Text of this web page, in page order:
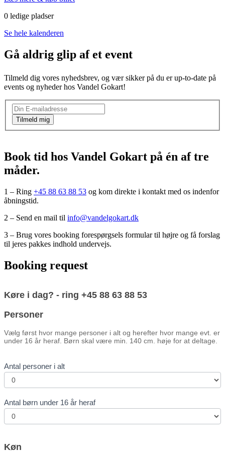
0 ledige pladser
Se hele kalenderen
Gå aldrig glip af et event
Tilmeld dig vores nyhedsbrev, og vær sikker på du er up-to-date på
events og nyheder hos Vandel Gokart!
Nyhedsbrev
Tilmeld mig
Book tid hos Vandel Gokart på én af tre
måder.
1 – Ring +45 88 63 88 53 og kom direkte i kontakt med os indenfor
åbningstid.
2 – Send en mail til info@vandelgokart.dk
3 – Brug vores booking forespørgsels formular til højre og få forslag
til jeres pakkes indhold undervejs.
Booking request
form
Køre i dag? - ring +45 88 63 88 53
Personer
Vælg først hvor mange personer i alt og herefter hvor mange evt. er
under 16 år heraf. Børn skal være min. 140 cm. høje for at deltage.
Antal personer i alt
Antal børn under 16 år heraf
Køn